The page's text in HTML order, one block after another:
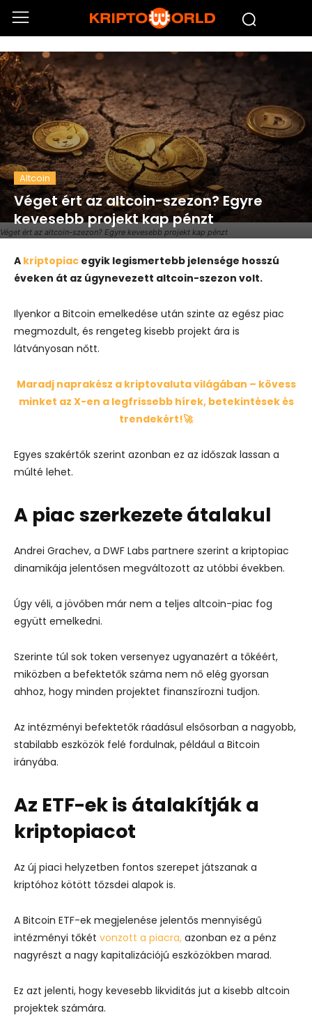
Véget ért az altcoin-szezon? Egyre kevesebb projekt kap pénzt
Altcoin
Véget ért az altcoin-szezon? Egyre
kevesebb projekt kap pénzt
A kriptopiac egyik legismertebb jelensége hosszú
éveken át az úgynevezett altcoin-szezon volt.
Ilyenkor a Bitcoin emelkedése után szinte az egész piac
megmozdult, és rengeteg kisebb projekt ára is
látványosan nőtt.
Maradj naprakész a kriptovaluta világában – kövess
minket az X-en a legfrissebb hírek, betekintések és
trendekért!🚀
Egyes szakértők szerint azonban ez az időszak lassan a
múlté lehet.
A piac szerkezete átalakul
Andrei Grachev, a DWF Labs partnere szerint a kriptopiac
dinamikája jelentősen megváltozott az utóbbi években.
Úgy véli, a jövőben már nem a teljes altcoin-piac fog
együtt emelkedni.
Szerinte túl sok token versenyez ugyanazért a tőkéért,
miközben a befektetők száma nem nő elég gyorsan
ahhoz, hogy minden projektet finanszírozni tudjon.
Az intézményi befektetők ráadásul elsősorban a nagyobb,
stabilabb eszközök felé fordulnak, például a Bitcoin
irányába.
Az ETF-ek is átalakítják a
kriptopiacot
Az új piaci helyzetben fontos szerepet játszanak a
kriptóhoz kötött tőzsdei alapok is.
A Bitcoin ETF-ek megjelenése jelentős mennyiségű
intézményi tőkét vonzott a piacra, azonban ez a pénz
nagyrészt a nagy kapitalizációjú eszközökben marad.
Ez azt jelenti, hogy kevesebb likviditás jut a kisebb altcoin
projektek számára.